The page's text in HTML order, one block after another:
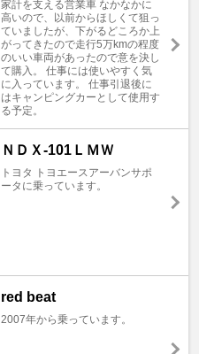
家計を支える営業車 なかなかに
高いので、以前からほしくて狙っ
ていましたが、下がるどころか上
がってきたので走行5万kmの程度
のいい車両があったので意を決し
て購入。 仕事には使いやすく気
に入っています。 仕事引退後に
はキャンピングカーとして使用す
る予定。
ＮＤＸ-101ＬＭＷ
トヨタ トヨエースアーバンサポ
ータに乗っています。
red beat
2007年から乗っています。